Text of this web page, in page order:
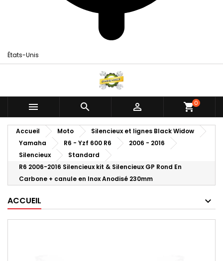
États-Unis
   shopping_cart0
Accueil Moto
Silencieux et lignes Black Widow
Yamaha
R6 - Yzf 600 R6
2006 - 2016
Silencieux
Standard
R6 2006-2016 Silencieux kit & Silencieux GP Rond En
Carbone + canule en Inox Anodisé 230mm
ACCUEIL